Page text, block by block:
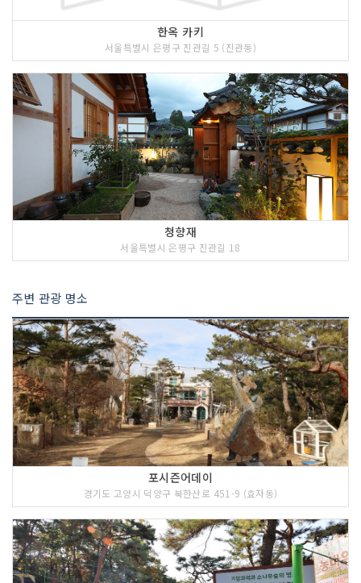
한옥 카키
서울특별시 은평구 진관길 5 (진관동)
청향재
서울특별시 은평구 진관길 18
주변 관광 명소
포시즌어데이
경기도 고양시 덕양구 북한산로 451-9 (효자동)